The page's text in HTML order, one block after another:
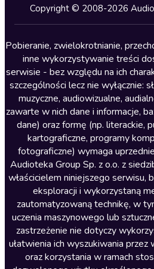
Kryminały
Lektury szkolne
Literatura anglojęzyczna
Literatura faktu
Literatura obyczajowa
Literatura piękna obca
Literatura piękna polska
Nagrania relaksacyjne
Nauka języków
Nauki humanistyczne
Podcasty i audycje
Polityka
Prasa
Copyright © 2008-2026
Pobieranie, zwielokrotnianie,
inne wykorzystywanie treści
serwisie - bez względu na ich
szczególności lecz nie wyłącznie:
muzyczne, audiowizualne,
zawarte w nich dane i informacje,
dane) oraz formę (np. literackie,
kartograficzne, programy
fotograficzne) wymaga
Audioteka Group Sp. z o.o. z
właścicielem niniejszego serwisu,
eksploracji i wykorzystaną
zautomatyzowaną technikę, w
uczenia maszynowego lub
zastrzeżenie nie dotyczy
ułatwienia ich wyszukiwania
oraz korzystania w ramach